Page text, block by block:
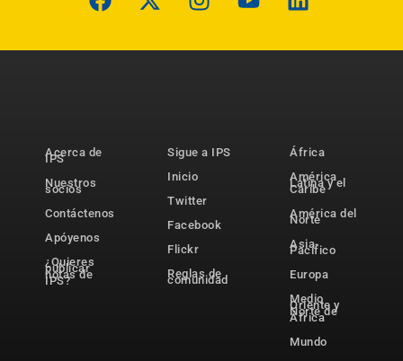
Acerca de
IPS
Nuestros
socios
Contáctenos
Apóyenos
¿Quieres
publicar
notas de
IPS?
Sigue a IPS
Inicio
Twitter
Facebook
Flickr
Reglas de
comunidad
África
América
Latina y el
Caribe
América del
Norte
Asia-
Pacífico
Europa
Medio
Oriente y
Norte de
África
Mundo